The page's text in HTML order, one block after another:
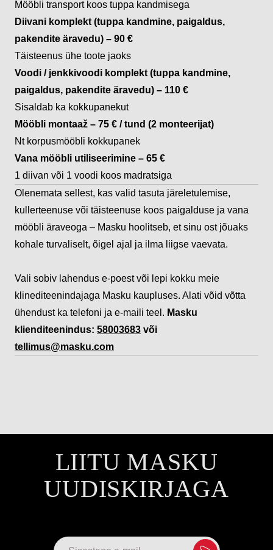
Mööbli transport koos tuppa kandmisega
Diivani komplekt (tuppa kandmine, paigaldus,
pakendite äravedu) – 90 €
Täisteenus ühe toote jaoks
Voodi / jenkkivoodi komplekt (tuppa kandmine,
paigaldus, pakendite äravedu) – 110 €
Sisaldab ka kokkupanekut
Mööbli montaaž – 75 € / tund (2 monteerijat)
Nt korpusmööbli kokkupanek
Vana mööbli utiliseerimine – 65 €
1 diivan või 1 voodi koos madratsiga
Olenemata sellest, kas valid tasuta järeletulemise,
kullerteenuse või täisteenuse koos paigalduse ja vana
mööbli äraveoga – Masku hoolitseb, et sinu ost jõuaks
kohale turvaliselt, õigel ajal ja ilma liigse vaevata.
Vali sobiv lahendus e-poest või lepi kokku meie
klinediteenindajaga Masku kaupluses. Alati võid võtta
ühendust ka telefoni ja e-maili teel. Masku
klienditeenindus: 58003683 või
tellimus@masku.com
LIITU MASKU
UUDISKIRJAGA